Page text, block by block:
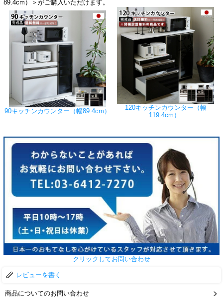
89.4cm）＞がご購入いただけます。
90キッチンカウンター（幅89.4cm）
120キッチンカウンター（幅
119.4cm）
クリックしてお問い合わせ
レビューを書く
商品についてのお問い合わせ